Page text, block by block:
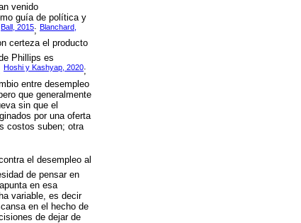
venido
guía de política y
Ball, 2015; Blanchard,
certeza el producto
Phillips es
Hoshi y Kashyap, 2020;
entre desempleo
que generalmente
sin que el
por una oferta
costos suben; otra
el desempleo al
de pensar en
en esa
variable, es decir
en el hecho de
de dejar de